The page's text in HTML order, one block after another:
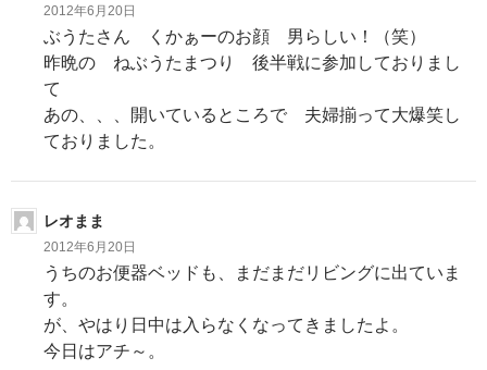
2012年6月20日
ぶうたさん くかぁーのお顔 男らしい！（笑）
昨晩の ねぶうたまつり 後半戦に参加しておりまし
て
あの、、、開いているところで 夫婦揃って大爆笑し
ておりました。
レオまま
2012年6月20日
うちのお便器ベッドも、まだまだリビングに出ていま
す。
が、やはり日中は入らなくなってきましたよ。
今日はアチ～。